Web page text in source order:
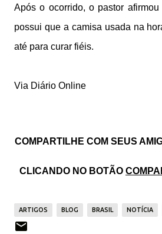
Após o ocorrido, o pastor
possui que a camisa usada na
até para curar fiéis.
Via Diário Online
COMPARTILHE COM SEUS
CLICANDO NO BOTÃO
ARTIGOS BLOG BRASIL NOTÍCIA